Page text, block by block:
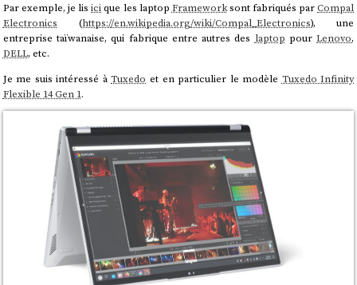
Par exemple, je lisicique les laptop Frameworksont fabriqués parCompal
Electronics (https://en.wikipedia.org/wiki/Compal_Electronics), une
entreprise taïwanaise, qui fabrique entre autres des laptop pourLenovo,
DELL, etc.
Je me suis intéressé àTuxedo et en particulier le modèle Tuxedo Infinity
Flexible 14 Gen 1.